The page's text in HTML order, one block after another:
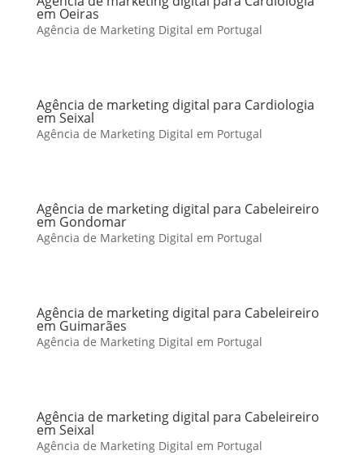
em Oeiras
Agência de Marketing Digital em Portugal
Agência de marketing digital para Cardiologia
em Seixal
Agência de Marketing Digital em Portugal
Agência de marketing digital para Cabeleireiro
em Gondomar
Agência de Marketing Digital em Portugal
Agência de marketing digital para Cabeleireiro
em Guimarães
Agência de Marketing Digital em Portugal
Agência de marketing digital para Cabeleireiro
em Seixal
Agência de Marketing Digital em Portugal